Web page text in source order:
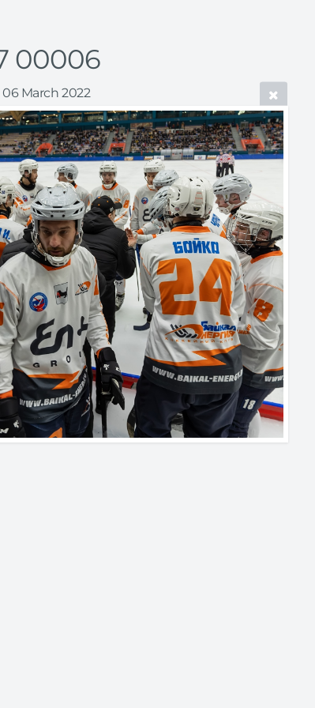
00006
06 March 2022